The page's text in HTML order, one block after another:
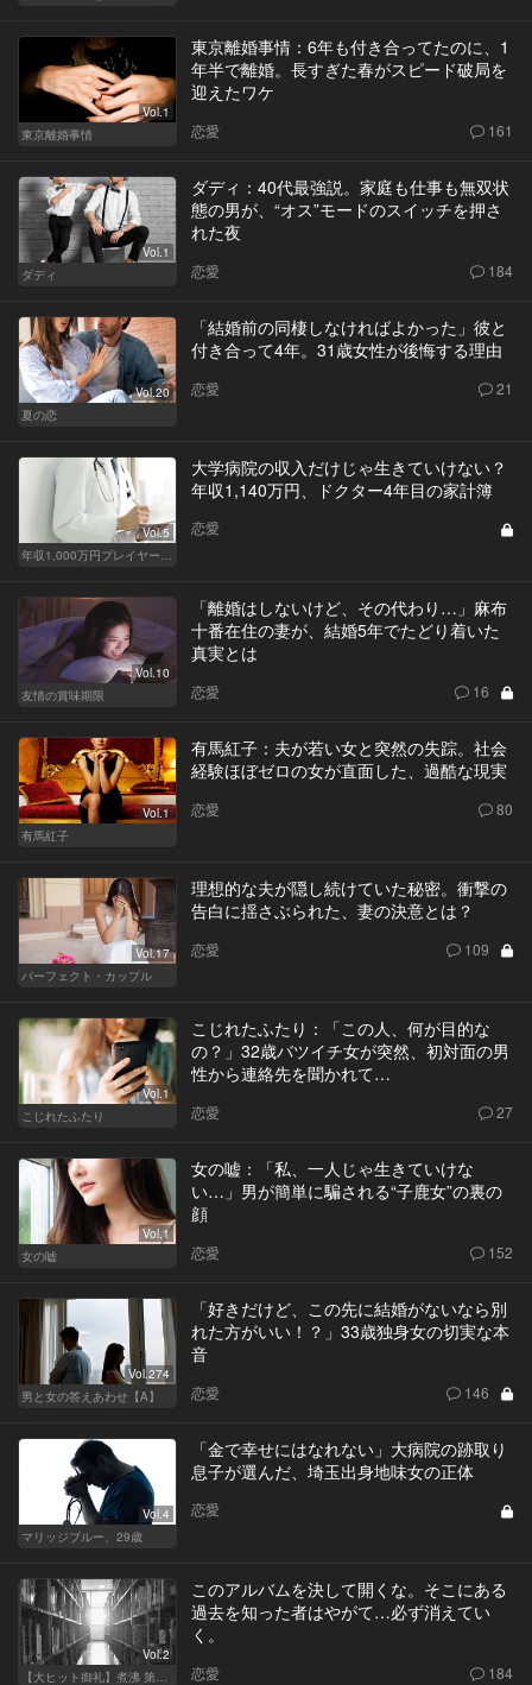
Vol.1
東京離婚事情
東京離婚事情：6年も付き合ってたのに、1
年半で離婚。長すぎた春がスピード破局を
迎えたワケ
恋愛 161
Vol.1
ダディ
ダディ：40代最強説。家庭も仕事も無双状
態の男が、“オス”モードのスイッチを押さ
れた夜
恋愛 184
Vol.20
夏の恋
「結婚前の同棲しなければよかった」彼と
付き合って4年。31歳女性が後悔する理由
恋愛 21
Vol.5
年収1,000万円プレイヤーの家計簿
大学病院の収入だけじゃ生きていけない？
年収1,140万円、ドクター4年目の家計簿
恋愛
Vol.10
友情の賞味期限
「離婚はしないけど、その代わり…」麻布
十番在住の妻が、結婚5年でたどり着いた
真実とは
恋愛 16
Vol.1
有馬紅子
有馬紅子：夫が若い女と突然の失踪。社会
経験ほぼゼロの女が直面した、過酷な現実
恋愛 80
Vol.17
パーフェクト・カップル
理想的な夫が隠し続けていた秘密。衝撃の
告白に揺さぶられた、妻の決意とは？
恋愛 109
Vol.1
こじれたふたり
こじれたふたり：「この人、何が目的な
の？」32歳バツイチ女が突然、初対面の男
性から連絡先を聞かれて…
恋愛 27
Vol.1
女の嘘
女の嘘：「私、一人じゃ生きていけな
い…」男が簡単に騙される“子鹿女”の裏の
顔
恋愛 152
Vol.274
男と女の答えあわせ【A】
「好きだけど、この先に結婚がないなら別
れた方がいい！？」33歳独身女の切実な本
音
恋愛 146
Vol.4
マリッジブルー、29歳
「金で幸せにはなれない」大病院の跡取り
息子が選んだ、埼玉出身地味女の正体
恋愛
Vol.2
このアルバムを決して開くな。そこにある
過去を知った者はやがて…必ず消えてい
く。
恋愛 184